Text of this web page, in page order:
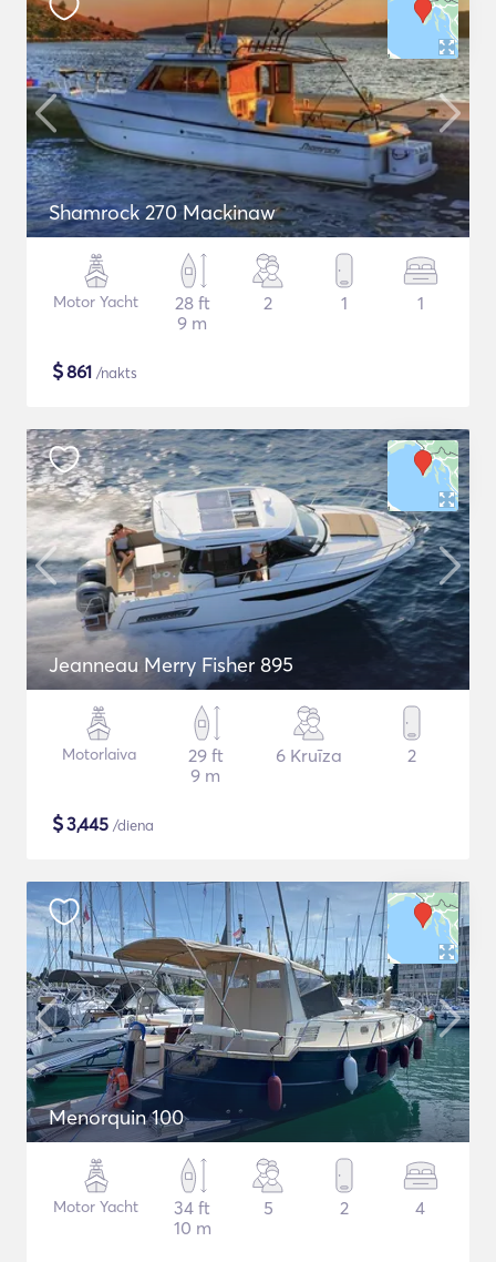
Shamrock 270 Mackinaw
Motor Yacht
28 ft
9 m
2 1 1
$861 /nakts
Jeanneau Merry Fisher 895
Motorlaiva
29 ft
9 m
6 Kruīza 2
$3,445 /diena
Menorquin 100
Motor Yacht
34 ft
10 m
5 2 4